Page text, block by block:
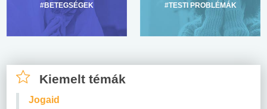
#BETEGSÉGEK #TESTI PROBLÉMÁK
Kiemelt témák
Jogaid